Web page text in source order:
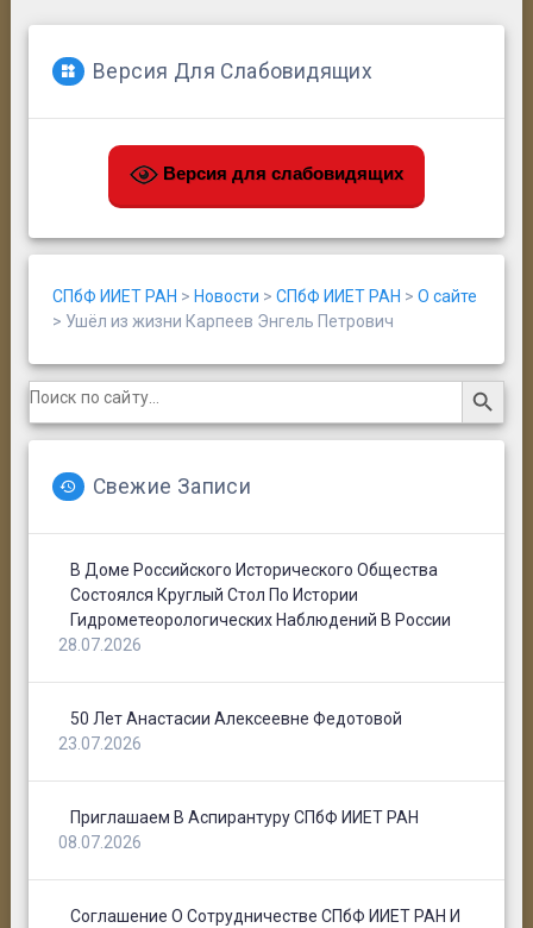
Версия Для Слабовидящих
Версия для слабовидящих
СПбФ ИИЕТ РАН > Новости > СПбФ ИИЕТ РАН > О сайте
> Ушёл из жизни Карпеев Энгель Петрович
Search
for:
Search Button
Свежие Записи
В Доме Российского Исторического Общества
Состоялся Круглый Стол По Истории
Гидрометеорологических Наблюдений В России
28.07.2026
50 Лет Анастасии Алексеевне Федотовой
23.07.2026
Приглашаем В Аспирантуру СПбФ ИИЕТ РАН
08.07.2026
Соглашение О Сотрудничестве СПбФ ИИЕТ РАН И